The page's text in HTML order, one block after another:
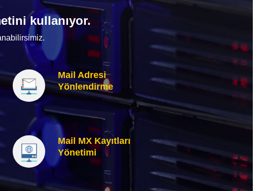
kullanıyor.
Mail Adresi
Yönlendirme
Mail MX Kayıtları
Yönetimi